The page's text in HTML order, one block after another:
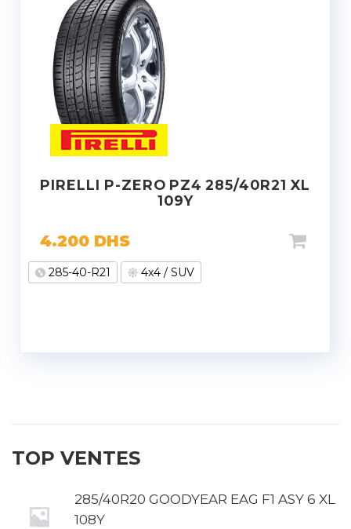
PIRELLI P-ZERO PZ4 285/40R21 XL
109Y
4.200 DHS
285-40-R21 4x4 / SUV
TOP VENTES
285/40R20 GOODYEAR EAG F1 ASY 6 XL
108Y